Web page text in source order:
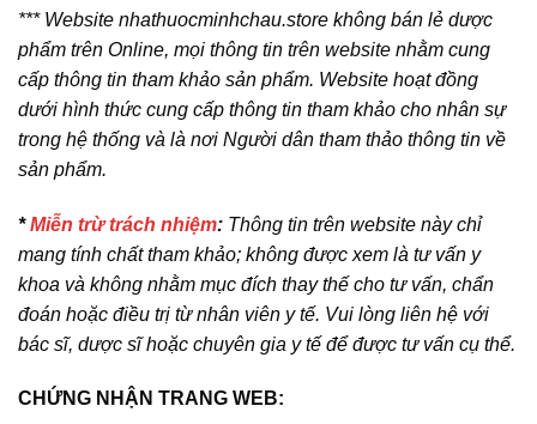
*** Website nhathuocminhchau.store không bán lẻ dược
phẩm trên Online, mọi thông tin trên website nhằm cung
cấp thông tin tham khảo sản phẩm. Website hoạt đồng
dưới hình thức cung cấp thông tin tham khảo cho nhân sự
trong hệ thống và là nơi Người dân tham thảo thông tin về
sản phẩm.
*Miễn trừ trách nhiệm: Thông tin trên website này chỉ
mang tính chất tham khảo; không được xem là tư vấn y
khoa và không nhằm mục đích thay thế cho tư vấn, chẩn
đoán hoặc điều trị từ nhân viên y tế. Vui lòng liên hệ với
bác sĩ, dược sĩ hoặc chuyên gia y tế để được tư vấn cụ thể.
CHỨNG NHẬN TRANG WEB: